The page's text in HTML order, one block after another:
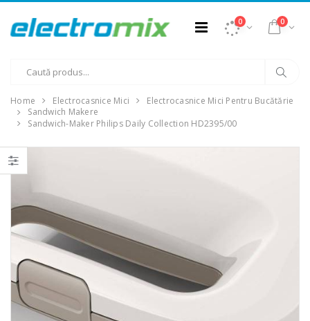
0 0
Home Electrocasnice Mici
Electrocasnice Mici Pentru Bucătărie
Sandwich Makere
Sandwich-Maker Philips Daily Collection HD2395/00